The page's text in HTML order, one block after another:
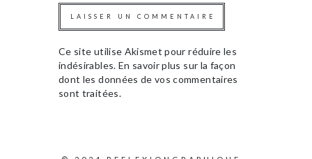
Ce site utilise Akismet pour réduire les
indésirables. En savoir plus sur la façon
dont les données de vos commentaires
sont traitées.